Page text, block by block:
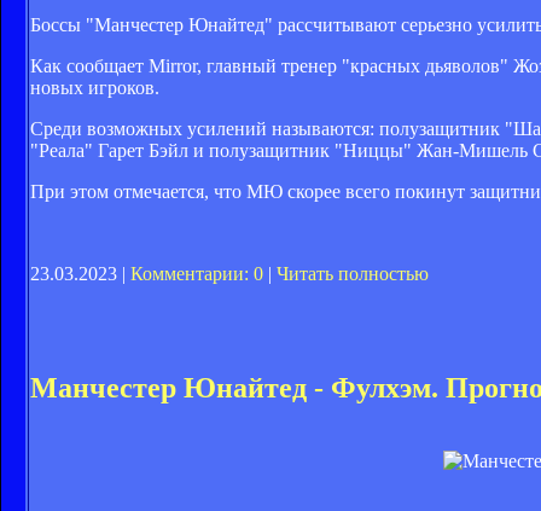
Боссы "Манчестер Юнайтед" рассчитывают серьезно
Как сообщает Mirror, главный тренер "красных дьяволов"
новых игроков.
Среди возможных усилений называются: полузащитник
"Реала" Гарет Бэйл и полузащитник "Ниццы" Жан-Мишель
При этом отмечается, что МЮ скорее всего покинут
23.03.2023 | Комментарии: 0 | Читать полностью
Манчестер Юнайтед - Фулхэм.